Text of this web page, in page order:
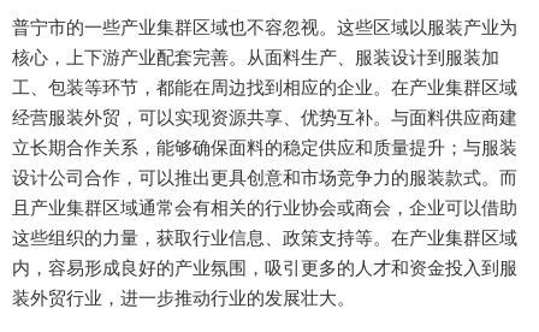
普宁市的一些产业集群区域也不容忽视。这些区域以服装产业为
核心，上下游产业配套完善。从面料生产、服装设计到服装加
工、包装等环节，都能在周边找到相应的企业。在产业集群区域
经营服装外贸，可以实现资源共享、优势互补。与面料供应商建
立长期合作关系，能够确保面料的稳定供应和质量提升；与服装
设计公司合作，可以推出更具创意和市场竞争力的服装款式。而
且产业集群区域通常会有相关的行业协会或商会，企业可以借助
这些组织的力量，获取行业信息、政策支持等。在产业集群区域
内，容易形成良好的产业氛围，吸引更多的人才和资金投入到服
装外贸行业，进一步推动行业的发展壮大。